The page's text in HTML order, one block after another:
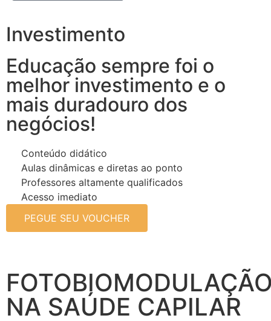
Investimento
Educação sempre foi o
melhor investimento e o
mais duradouro dos
negócios!
Conteúdo didático
Aulas dinâmicas e diretas ao ponto
Professores altamente qualificados
Acesso imediato
PEGUE SEU VOUCHER
NA SAÚDE CAPILAR